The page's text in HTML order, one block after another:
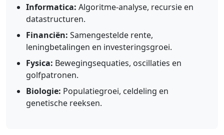
Informatica: Algoritme-analyse, recursie en
datastructuren.
Financiën: Samengestelde rente,
leningbetalingen en investeringsgroei.
Fysica: Bewegingsequaties, oscillaties en
golfpatronen.
Biologie: Populatiegroei, celdeling en
genetische reeksen.